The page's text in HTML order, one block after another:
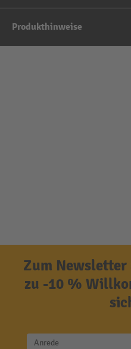
Produkthinweise
Zum Newsletter
zu -10 %
Anrede